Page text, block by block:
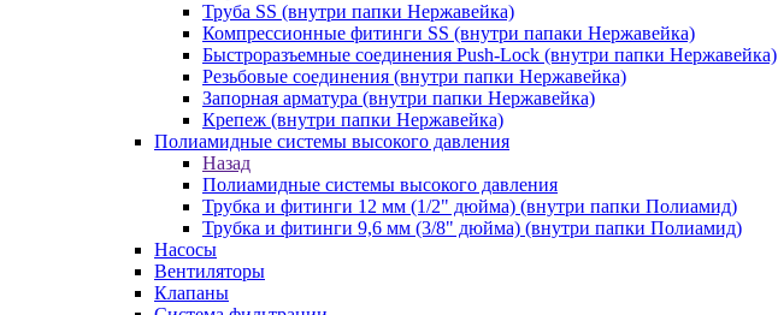
Труба SS (внутри папки Нержавейка)
Компрессионные фитинги SS (внутри папаки Нержавейка)
Быстроразъемные соединения Push-Lock (внутри папки Нержавейка)
Резьбовые соединения (внутри папки Нержавейка)
Запорная арматура (внутри папки Нержавейка)
Крепеж (внутри папки Нержавейка)
Полиамидные системы высокого давления
Назад
Полиамидные системы высокого давления
Трубка и фитинги 12 мм (1/2" дюйма) (внутри папки Полиамид)
Трубка и фитинги 9,6 мм (3/8" дюйма) (внутри папки Полиамид)
Насосы
Вентиляторы
Клапаны